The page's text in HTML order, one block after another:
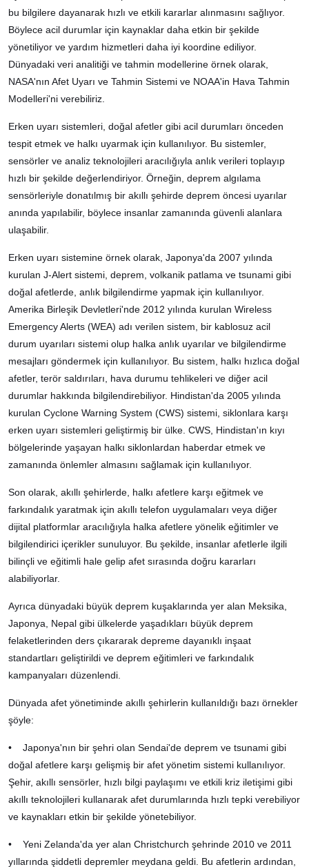
bu bilgilere dayanarak hızlı ve etkili kararlar alınmasını sağlıyor.
Böylece acil durumlar için kaynaklar daha etkin bir şekilde
yönetiliyor ve yardım hizmetleri daha iyi koordine ediliyor.
Dünyadaki veri analitiği ve tahmin modellerine örnek olarak,
NASA'nın Afet Uyarı ve Tahmin Sistemi ve NOAA'in Hava Tahmin
Modelleri'ni verebiliriz.
Erken uyarı sistemleri, doğal afetler gibi acil durumları önceden
tespit etmek ve halkı uyarmak için kullanılıyor. Bu sistemler,
sensörler ve analiz teknolojileri aracılığıyla anlık verileri toplayıp
hızlı bir şekilde değerlendiriyor. Örneğin, deprem algılama
sensörleriyle donatılmış bir akıllı şehirde deprem öncesi uyarılar
anında yapılabilir, böylece insanlar zamanında güvenli alanlara
ulaşabilir.
Erken uyarı sistemine örnek olarak, Japonya'da 2007 yılında
kurulan J-Alert sistemi, deprem, volkanik patlama ve tsunami gibi
doğal afetlerde, anlık bilgilendirme yapmak için kullanılıyor.
Amerika Birleşik Devletleri'nde 2012 yılında kurulan Wireless
Emergency Alerts (WEA) adı verilen sistem, bir kablosuz acil
durum uyarıları sistemi olup halka anlık uyarılar ve bilgilendirme
mesajları göndermek için kullanılıyor. Bu sistem, halkı hızlıca doğal
afetler, terör saldırıları, hava durumu tehlikeleri ve diğer acil
durumlar hakkında bilgilendirebiliyor. Hindistan'da 2005 yılında
kurulan Cyclone Warning System (CWS) sistemi, siklonlara karşı
erken uyarı sistemleri geliştirmiş bir ülke. CWS, Hindistan'ın kıyı
bölgelerinde yaşayan halkı siklonlardan haberdar etmek ve
zamanında önlemler almasını sağlamak için kullanılıyor.
Son olarak, akıllı şehirlerde, halkı afetlere karşı eğitmek ve
farkındalık yaratmak için akıllı telefon uygulamaları veya diğer
dijital platformlar aracılığıyla halka afetlere yönelik eğitimler ve
bilgilendirici içerikler sunuluyor. Bu şekilde, insanlar afetlerle ilgili
bilinçli ve eğitimli hale gelip afet sırasında doğru kararları
alabiliyorlar.
Ayrıca dünyadaki büyük deprem kuşaklarında yer alan Meksika,
Japonya, Nepal gibi ülkelerde yaşadıkları büyük deprem
felaketlerinden ders çıkararak depreme dayanıklı inşaat
standartları geliştirildi ve deprem eğitimleri ve farkındalık
kampanyaları düzenlendi.
Dünyada afet yönetiminde akıllı şehirlerin kullanıldığı bazı örnekler
şöyle:
• Japonya'nın bir şehri olan Sendai'de deprem ve tsunami gibi
doğal afetlere karşı gelişmiş bir afet yönetim sistemi kullanılıyor.
Şehir, akıllı sensörler, hızlı bilgi paylaşımı ve etkili kriz iletişimi gibi
akıllı teknolojileri kullanarak afet durumlarında hızlı tepki verebiliyor
ve kaynakları etkin bir şekilde yönetebiliyor.
• Yeni Zelanda'da yer alan Christchurch şehrinde 2010 ve 2011
yıllarında şiddetli depremler meydana geldi. Bu afetlerin ardından,